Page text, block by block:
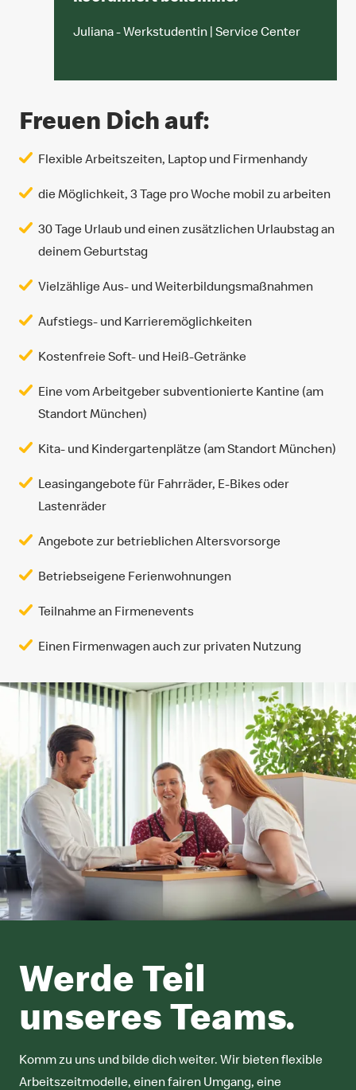
Juliana - Werkstudentin | Service Center
Freuen Dich auf:
Flexible Arbeitszeiten, Laptop und Firmenhandy
die Möglichkeit, 3 Tage pro Woche mobil zu arbeiten
30 Tage Urlaub und einen zusätzlichen Urlaubstag an
deinem Geburtstag
Vielzählige Aus- und Weiterbildungsmaßnahmen
Aufstiegs- und Karrieremöglichkeiten
Kostenfreie Soft- und Heiß-Getränke
Eine vom Arbeitgeber subventionierte Kantine (am
Standort München)
Kita- und Kindergartenplätze (am Standort München)
Leasingangebote für Fahrräder, E-Bikes oder
Lastenräder
Angebote zur betrieblichen Altersvorsorge
Betriebseigene Ferienwohnungen
Teilnahme an Firmenevents
Einen Firmenwagen auch zur privaten Nutzung
Werde Teil
unseres Teams.
Komm zu uns und bilde dich weiter. Wir bieten flexible
Arbeitszeitmodelle, einen fairen Umgang, eine